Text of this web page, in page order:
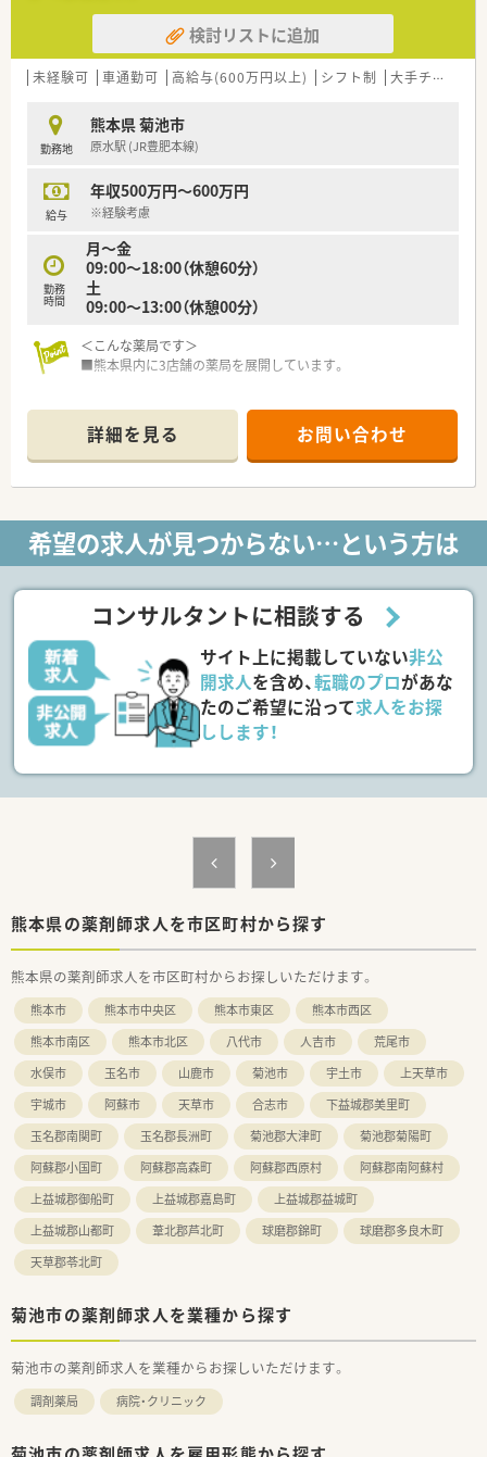
＜休暇制度・福利厚生も充実です＞
■正社員であれば有給は入社時から付与。勤務年数に応じて最
大20日付与がございます。
■連続休暇制度、メモリアル休暇、サポート休暇、ボランティア
は約124日ございます。
■子育て支援も充実しており男女問わず子育てをしながら働く
方をサポートする様々な制度が整っています。
年生の修了まで取得可能です。
■独自の研修システムを活用し効率的かつ効果的なスキルアッ
プを支援しています。
その他、カフェテリア研修や社内学術大会などその方が目指す社
会人像に合わせた学ぶ環境が充実しています。
しての店舗運営に携わる方など、自身の志向に合わせたキャリア
が描けます。
す。
＜こんな方にもおすすめ＞
■しっかりとした教育体制のもとで薬剤師としてのスキルを磨
きたい方
検討リストに追加
未経験可 車通勤可 高給与(600万円以上) シフト制 大手チェーン以外
勤務地
熊本県 菊池市
原水駅 (JR豊肥本線)
給与
年収500万円～600万円
※経験考慮
勤務
時間
月～金
09:00～18:00（休憩60分）
土
09:00～13:00（休憩00分）
＜こんな薬局です＞
■熊本県内に3店舗の薬局を展開しています。
■内科を中心とした病院から主に応需しています。
■常勤3名で1日70～75枚の処方箋を対応しています。
■在宅業務も行っています。薬剤師としてスキルアップできる
環境です。
＜プライベートも充実＞
■有休取得がしやすい職場です。メリハリつけた勤務が可能で
す。
■残業はほぼありません。家庭とも両立しやすい職場です。
詳細を見る お問い合わせ
希望の求人が見つからない…という方は
コンサルタントに相談する
サイト上に掲載していない非公
開求人を含め、転職のプロがあな
たのご希望に沿って求人をお探
しします！
熊本県の薬剤師求人を市区町村から探す
熊本県の薬剤師求人を市区町村からお探しいただけます。
熊本市 熊本市中央区 熊本市東区
熊本市西区
熊本市南区
熊本市北区 八代市 人吉市
荒尾市
水俣市
玉名市 山鹿市 菊池市 宇土市
上天草市
宇城市
阿蘇市 天草市 合志市
下益城郡美里町
玉名郡南関町
玉名郡長洲町 菊池郡大津町
菊池郡菊陽町
阿蘇郡小国町
阿蘇郡高森町 阿蘇郡西原村
阿蘇郡南阿蘇村
上益城郡御船町
上益城郡嘉島町
上益城郡益城町
上益城郡山都町
葦北郡芦北町 球磨郡錦町
球磨郡多良木町
天草郡苓北町
菊池市の薬剤師求人を業種から探す
菊池市の薬剤師求人を業種からお探しいただけます。
調剤薬局 病院・クリニック